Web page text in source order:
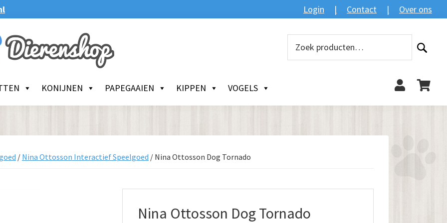
Login Contact Over ons
KONIJNEN PAPEGAAIEN KIPPEN VOGELS
Zoeken
/ Nina Ottosson Interactief Speelgoed / Nina Ottosson Dog Tornado
Nina Ottosson Dog Tornado